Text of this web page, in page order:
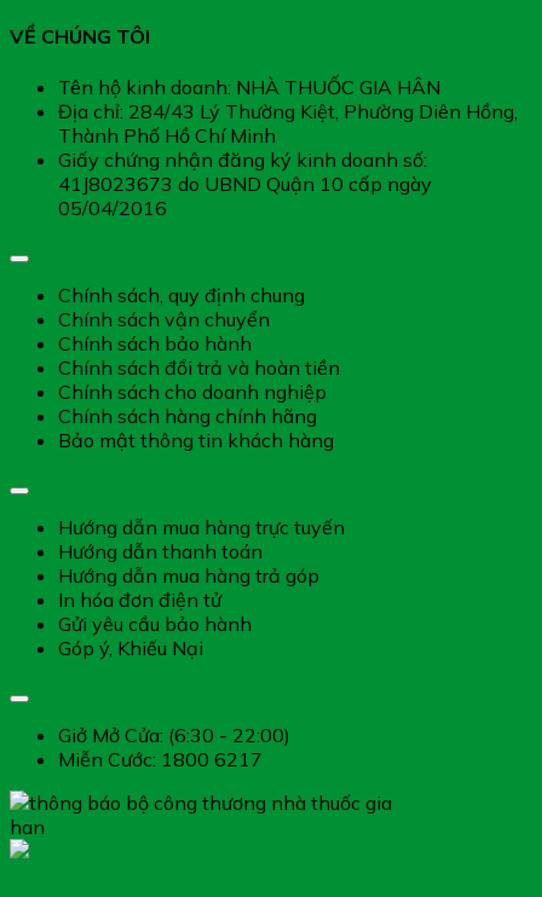
VỀ CHÚNG TÔI
Tên hộ kinh doanh: NHÀ THUỐC GIA HÂN
Địa chỉ: 284/43 Lý Thường Kiệt, Phường Diên Hồng,
Thành Phố Hồ Chí Minh
Giấy chứng nhận đăng ký kinh doanh số:
41J8023673 do UBND Quận 10 cấp ngày
05/04/2016
Chính sách, quy định chung
Chính sách vận chuyển
Chính sách bảo hành
Chính sách đổi trả và hoàn tiền
Chính sách cho doanh nghiệp
Chính sách hàng chính hãng
Bảo mật thông tin khách hàng
Hướng dẫn mua hàng trực tuyến
Hướng dẫn thanh toán
Hướng dẫn mua hàng trả góp
In hóa đơn điện tử
Gửi yêu cầu bảo hành
Góp ý, Khiếu Nại
Giở Mở Cửa: (6:30 - 22:00)
Miễn Cước: 1800 6217